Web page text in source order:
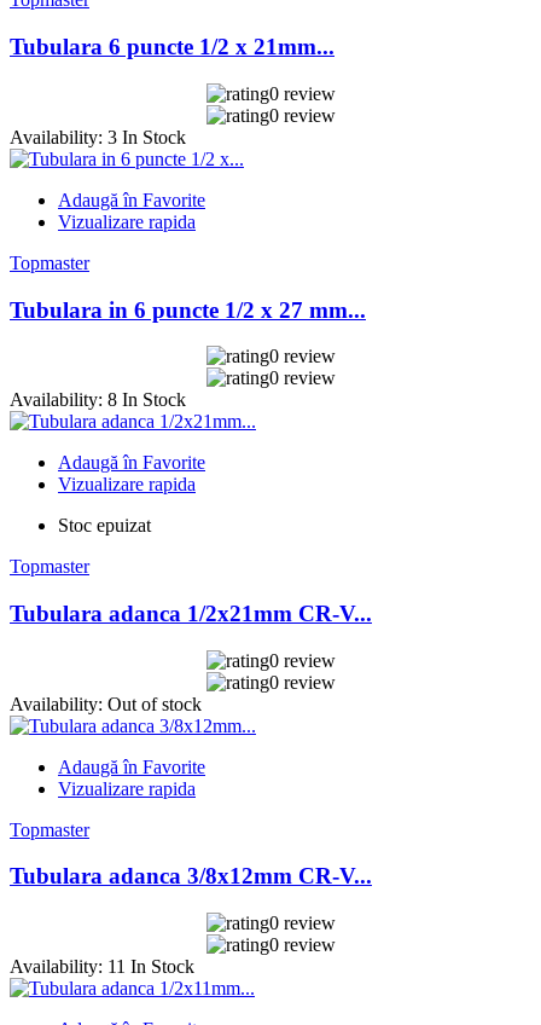
Tubulara 6 puncte 1/2 x 21mm...
0 review
0 review
Availability: 3 In Stock
Adaugă în Favorite
Vizualizare rapida
Topmaster
Tubulara in 6 puncte 1/2 x 27 mm...
0 review
0 review
Availability: 8 In Stock
Adaugă în Favorite
Vizualizare rapida
Stoc epuizat
Topmaster
Tubulara adanca 1/2x21mm CR-V...
0 review
0 review
Availability: Out of stock
Adaugă în Favorite
Vizualizare rapida
Topmaster
Tubulara adanca 3/8x12mm CR-V...
0 review
0 review
Availability: 11 In Stock